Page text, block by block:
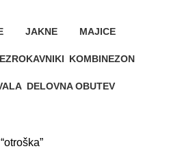
JAKNE
MAJICE
KOMBINEZON
DELOVNA OBUTEV